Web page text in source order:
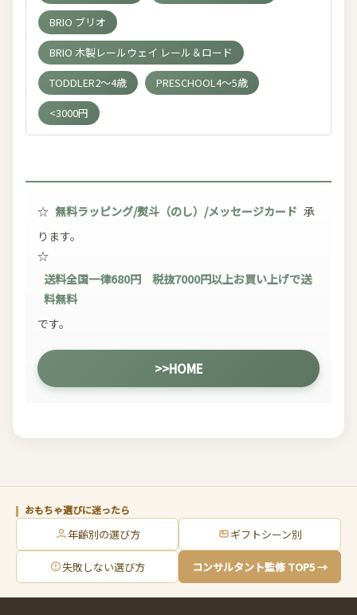
BRIO ブリオ
BRIO 木製レールウェイ レール＆ロード
TODDLER2～4歳
PRESCHOOL4～5歳
<3000円
☆ 無料ラッピング/熨斗（のし）/メッセージカード 承
ります。
☆
送料全国一律680円 税抜7000円以上お買い上げで送
料無料
です。
>>HOME
おもちゃ選びに迷ったら
年齢別の選び方 ギフトシーン別
失敗しない選び方 コンサルタント監修 TOP5 →